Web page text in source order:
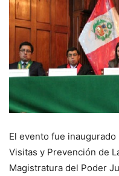
El evento fue
Visitas y Prevención de
Magistratura del Poder